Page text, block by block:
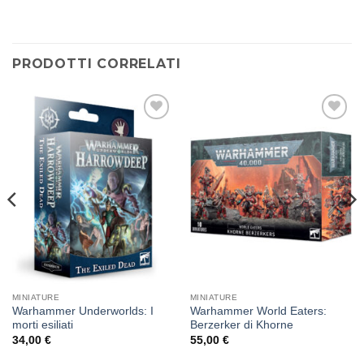
PRODOTTI CORRELATI
Aggiungi
alla lista
dei
desideri
MINIATURE
Warhammer Underworlds: I
morti esiliati
34,00 €
Aggiungi
alla lista
dei
desideri
MINIATURE
Warhammer World Eaters:
Berzerker di Khorne
55,00 €